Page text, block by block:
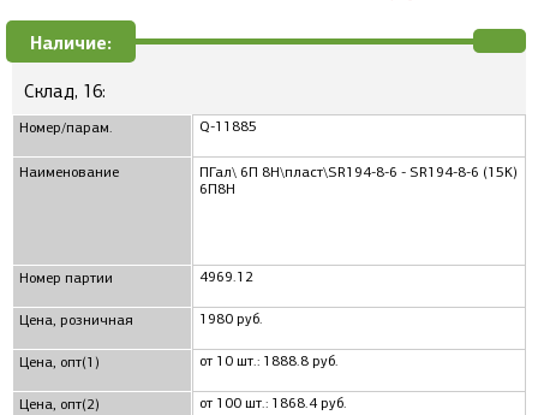
Наличие:
Склад, 16:
Номер/парам.
Наименование
Номер партии
Цена, розничная
Цена, опт(1)
Цена, опт(2)
Q-11885
ПГал\ 6П 8Н\пласт\SR194-8-6 - SR194-8-6 (15K)
6П8Н
4969.12
1980 руб.
от 10 шт.: 1888.8 руб.
от 100 шт.: 1868.4 руб.